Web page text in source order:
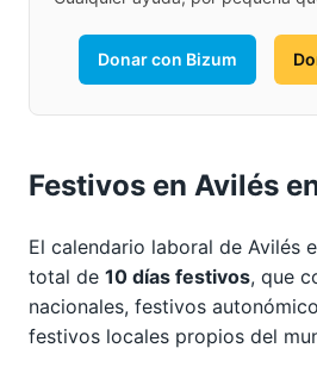
Donar con Bizum
Festivos en Avilés
El calendario laboral de Avilés
total de 10 días festivos, que
nacionales, festivos
festivos locales propios del